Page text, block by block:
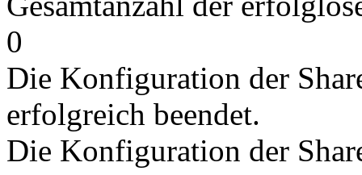
0
Die Konfiguration der
erfolgreich beendet.
Die Konfiguration der